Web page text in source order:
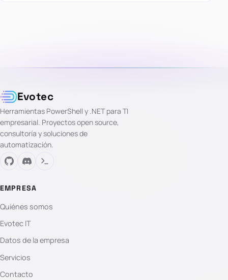
Evotec
Herramientas PowerShell y .NET para TI
empresarial. Proyectos open source,
consultoría y soluciones de
automatización.
EMPRESA
Quiénes somos
Evotec IT
Datos de la empresa
Servicios
Contacto